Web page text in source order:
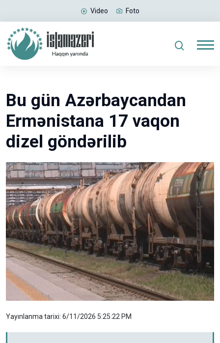
Video Foto
Bu gün Azərbaycandan
Ermənistana 17 vaqon
dizel göndərilib
Yayınlanma tarixi: 6/11/2026 5:25:22 PM